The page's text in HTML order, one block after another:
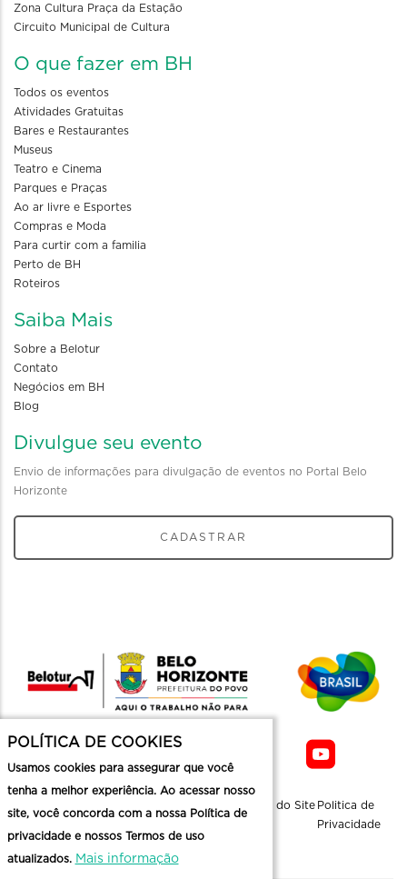
Zona Cultura Praça da Estação
Circuito Municipal de Cultura
O que fazer em BH
Todos os eventos
Atividades Gratuitas
Bares e Restaurantes
Museus
Teatro e Cinema
Parques e Praças
Ao ar livre e Esportes
Compras e Moda
Para curtir com a familia
Perto de BH
Roteiros
Saiba Mais
Sobre a Belotur
Contato
Negócios em BH
Blog
Divulgue seu evento
Envio de informações para divulgação de eventos no Portal Belo
Horizonte
CADASTRAR
Mapa do Site Politica de
Privacidade
POLÍTICA DE COOKIES
Usamos cookies para assegurar que você
tenha a melhor experiência. Ao acessar nosso
site, você concorda com a nossa Política de
privacidade e nossos Termos de uso
atualizados. Mais informação